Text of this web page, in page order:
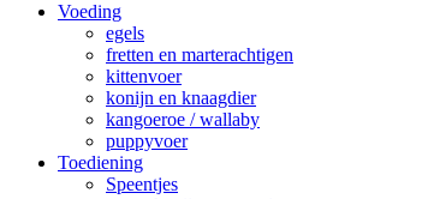
Voeding
egels
fretten en marterachtigen
kittenvoer
konijn en knaagdier
kangoeroe / wallaby
puppyvoer
Toediening
Speentjes